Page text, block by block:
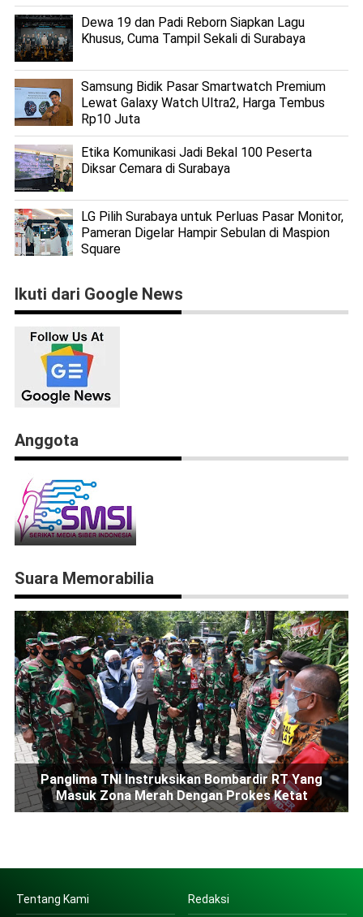
Dewa 19 dan Padi Reborn Siapkan Lagu
Khusus, Cuma Tampil Sekali di Surabaya
Samsung Bidik Pasar Smartwatch Premium
Lewat Galaxy Watch Ultra2, Harga Tembus
Rp10 Juta
Etika Komunikasi Jadi Bekal 100 Peserta
Diksar Cemara di Surabaya
LG Pilih Surabaya untuk Perluas Pasar Monitor,
Pameran Digelar Hampir Sebulan di Maspion
Square
Ikuti dari Google News
Anggota
Suara Memorabilia
Panglima TNI Instruksikan Bombardir RT Yang
Masuk Zona Merah Dengan Prokes Ketat
Tentang Kami Redaksi